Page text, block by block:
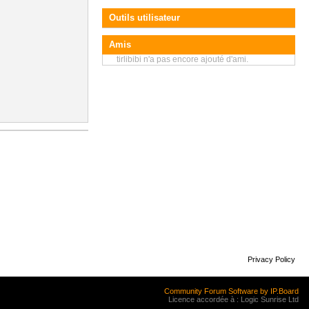
Outils utilisateur
Amis
tirlibibi n'a pas encore ajouté d'ami.
Privacy Policy
Community Forum Software by IP.Board
Licence accordée à : Logic Sunrise Ltd